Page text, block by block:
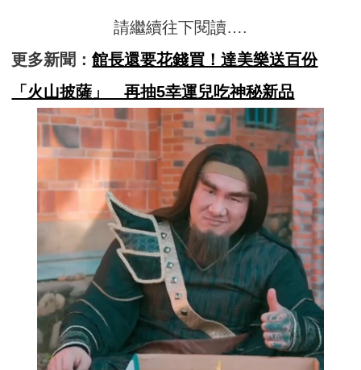
請繼續往下閱讀….
更多新聞：館長還要花錢買！達美樂送百份
「火山披薩」 再抽5幸運兒吃神秘新品